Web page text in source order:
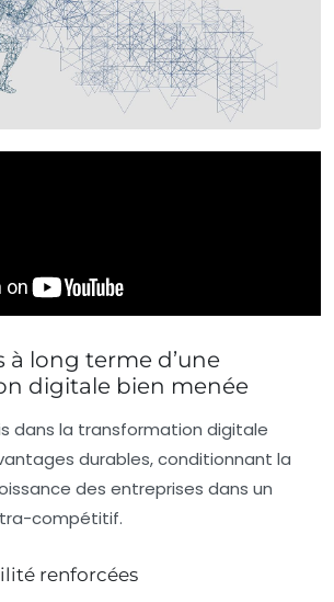
à long terme d’une
digitale bien menée
dans la transformation digitale
durables, conditionnant la
des entreprises dans un
compétitif.
renforcées